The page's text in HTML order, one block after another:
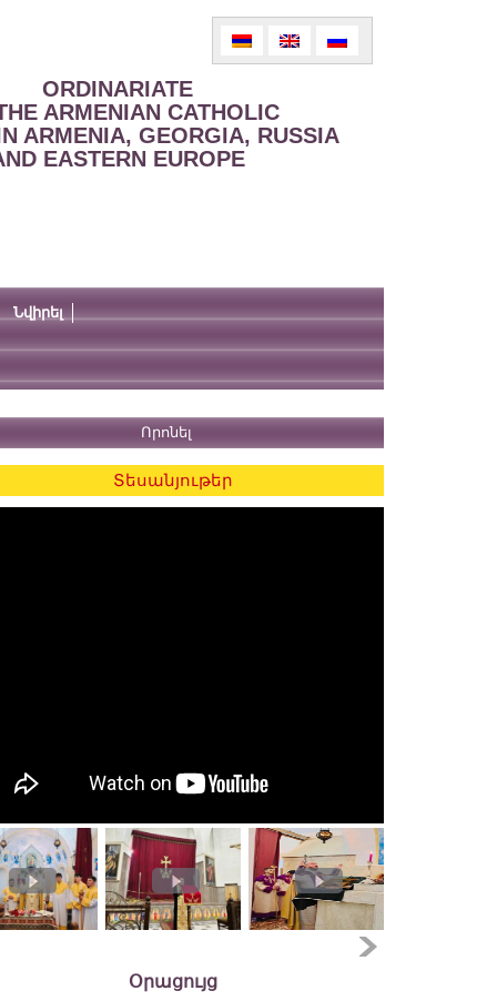
ORDINARIATE
ARMENIAN CATHOLIC
ARMENIA, GEORGIA, RUSSIA
EASTERN EUROPE
Նվիրել
Տեսանյութեր
Օրացույց